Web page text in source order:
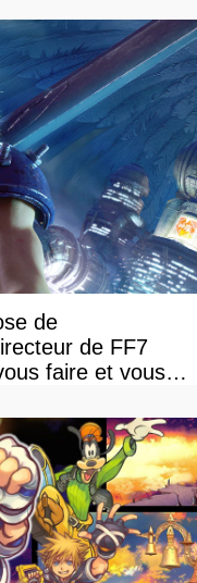
de
de FF7
faire et vous